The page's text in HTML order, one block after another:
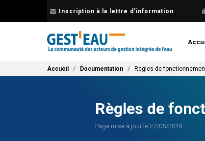
Inscription à la lettre d'information
Fil d'Ariane
Accueil Documentation Règles de
Règles de
Page mise à jour le 27/05/2019